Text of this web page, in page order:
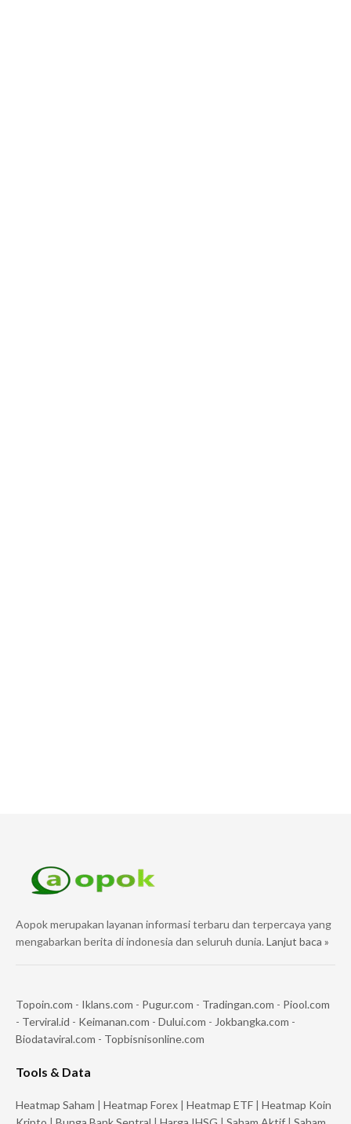
Aopok merupakan layanan informasi terbaru dan terpercaya yang
mengabarkan berita di indonesia dan seluruh dunia. Lanjut baca »
Topoin.com - Iklans.com - Pugur.com - Tradingan.com - Piool.com
- Terviral.id - Keimanan.com - Dului.com - Jokbangka.com -
Biodataviral.com - Topbisnisonline.com
Tools & Data
Heatmap Saham | Heatmap Forex | Heatmap ETF | Heatmap Koin